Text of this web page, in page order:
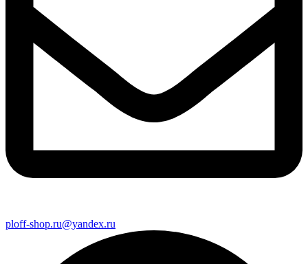
ploff-shop.ru@yandex.ru